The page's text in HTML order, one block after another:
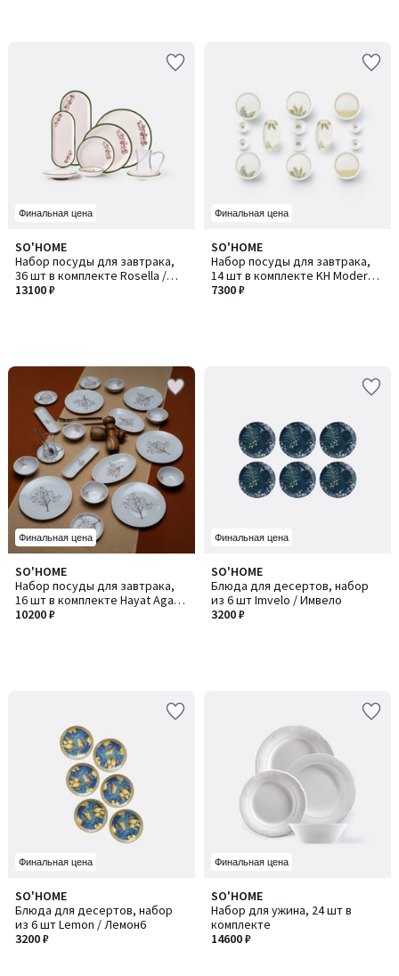
Финальная цена
SO'HOME
Набор посуды для завтрака,
36 шт в комплекте Rosella /
Роселла 36
13100 ₽
Финальная цена
SO'HOME
Набор посуды для завтрака,
14 шт в комплекте KH Moderna
Figaro / KХ Модерна Фигаро
7300 ₽
Финальная цена
SO'HOME
Набор посуды для завтрака,
16 шт в комплекте Hayat Agaci
/ Хайат Агаси 16
10200 ₽
Финальная цена
SO'HOME
Блюда для десертов, набор
из 6 шт Imvelo / Имвело
3200 ₽
Финальная цена
SO'HOME
Блюда для десертов, набор
из 6 шт Lemon / Лемон6
3200 ₽
Финальная цена
SO'HOME
Набор для ужина, 24 шт в
комплекте
14600 ₽